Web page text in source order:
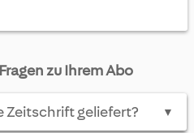
zu Ihrem Abo
Zeitschrift geliefert? ▼